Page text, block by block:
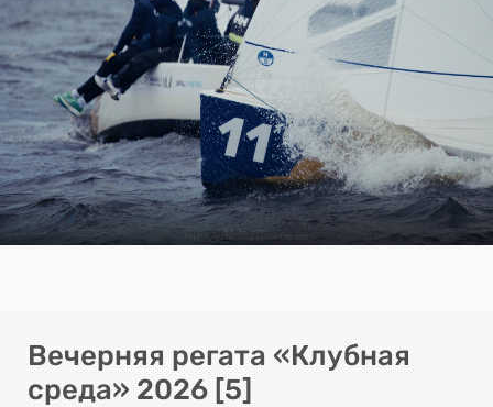
Вечерняя регата «Клубная
среда» 2026 [5]